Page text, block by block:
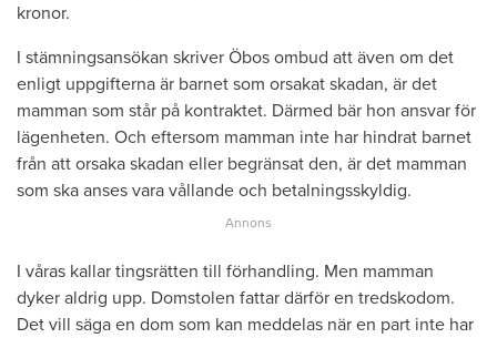
kronor.
I stämningsansökan skriver Öbos ombud att även om det
enligt uppgifterna är barnet som orsakat skadan, är det
mamman som står på kontraktet. Därmed bär hon ansvar för
lägenheten. Och eftersom mamman inte har hindrat barnet
från att orsaka skadan eller begränsat den, är det mamman
som ska anses vara vållande och betalningsskyldig.
I våras kallar tingsrätten till förhandling. Men mamman
dyker aldrig upp. Domstolen fattar därför en tredskodom.
Det vill säga en dom som kan meddelas när en part inte har